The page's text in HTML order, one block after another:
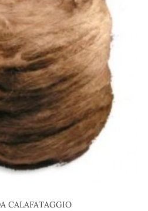
CALAFATAGGIO